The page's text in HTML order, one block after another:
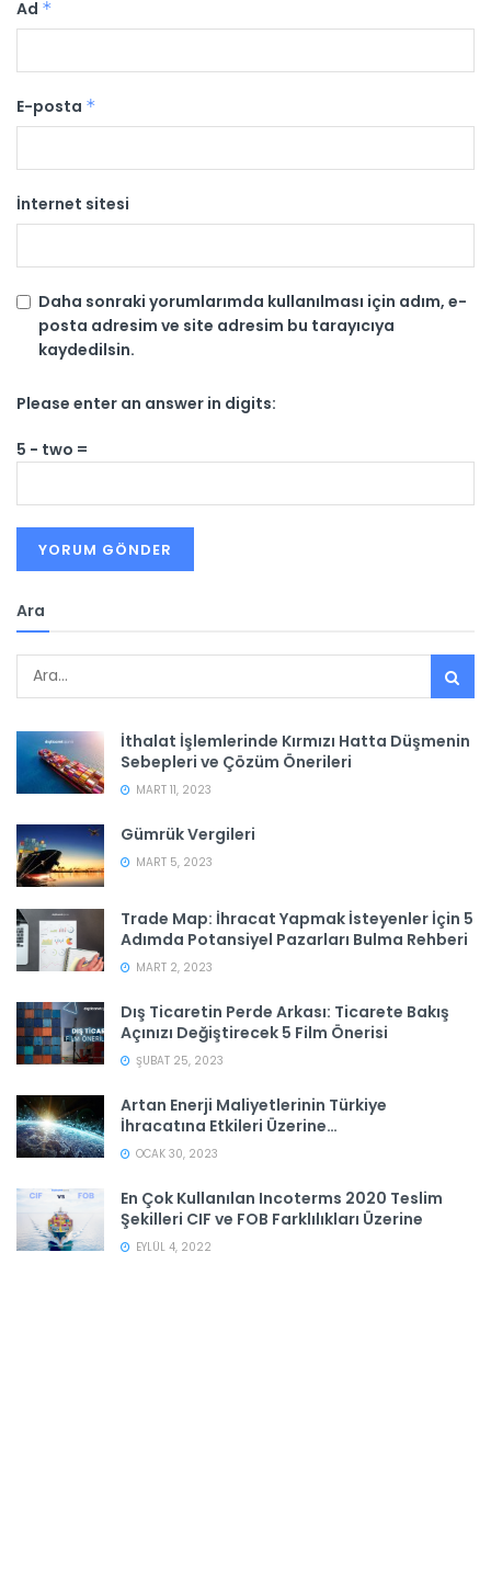
Ad *
E-posta *
İnternet sitesi
Daha sonraki yorumlarımda kullanılması için adım, e-
posta adresim ve site adresim bu tarayıcıya
kaydedilsin.
Please enter an answer in digits:
5 − two =
Ara
İthalat İşlemlerinde Kırmızı Hatta Düşmenin
Sebepleri ve Çözüm Önerileri
MART 11, 2023
Gümrük Vergileri
MART 5, 2023
Trade Map: İhracat Yapmak İsteyenler İçin 5
Adımda Potansiyel Pazarları Bulma Rehberi
MART 2, 2023
Dış Ticaretin Perde Arkası: Ticarete Bakış
Açınızı Değiştirecek 5 Film Önerisi
ŞUBAT 25, 2023
Artan Enerji Maliyetlerinin Türkiye
İhracatına Etkileri Üzerine…
OCAK 30, 2023
En Çok Kullanılan Incoterms 2020 Teslim
Şekilleri CIF ve FOB Farklılıkları Üzerine
EYLÜL 4, 2022